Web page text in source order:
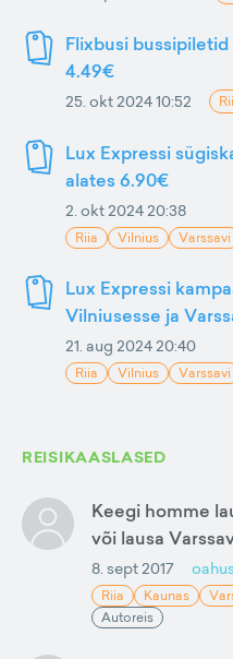
Flixbusi
4.49€
25. okt 2024 10:52
Lux Expressi
alates 6.90€
2. okt 2024 20:38
Riia Vilnius Varssavi
Lux Expressi
Vilniusesse ja
21. aug 2024 20:40
Riia Vilnius Varssavi
REISIKAASLASED
Keegi homme
või lausa
8. sept 2017
Riia Kaunas
Autoreis